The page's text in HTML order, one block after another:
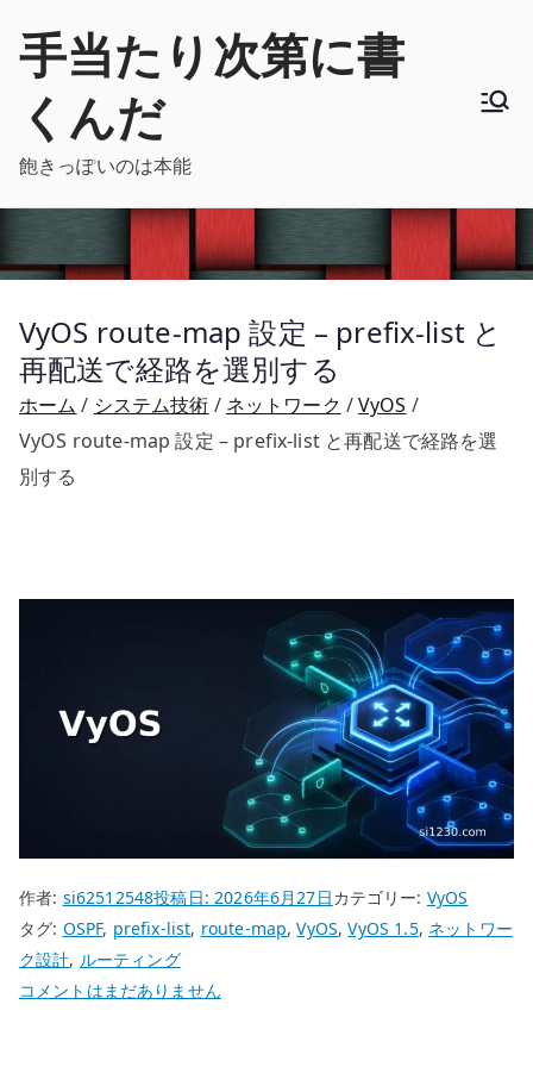
手当たり次第に書
くんだ
飽きっぽいのは本能
VyOS route-map 設定 – prefix-list と
再配送で経路を選別する
ホーム システム技術 ネットワーク
VyOS
VyOS route-map 設定 – prefix-list と再配送で経路を選
別する
作者: si62512548投稿日:2026年6月27日カテゴリー: VyOS
タグ: OSPF, prefix-list, route-map,VyOS,VyOS 1.5, ネットワー
ク設計, ルーティング
VyOS
コメントはまだありません